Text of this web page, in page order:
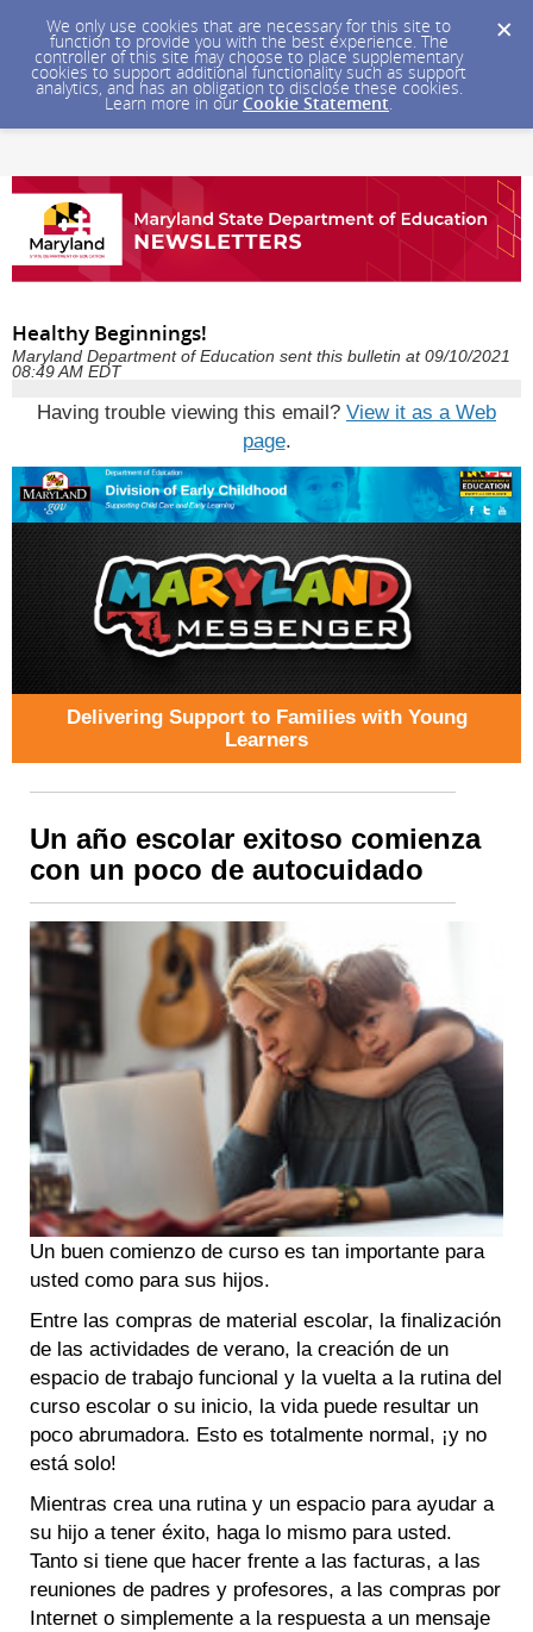
We only use cookies that are necessary for this site to
function to provide you with the best experience. The
controller of this site may choose to place supplementary
cookies to support additional functionality such as support
analytics, and has an obligation to disclose these cookies.
Learn more in our Cookie Statement.
Healthy Beginnings!
Maryland Department of Education sent this bulletin at 09/10/2021
08:49 AM EDT
Having trouble viewing this email? View it as a Web
page.
Delivering Support to Families with Young
Learners
Un año escolar exitoso comienza
con un poco de autocuidado
Un buen comienzo de curso es tan importante para
usted como para sus hijos.
Entre las compras de material escolar, la finalización
de las actividades de verano, la creación de un
espacio de trabajo funcional y la vuelta a la rutina del
curso escolar o su inicio, la vida puede resultar un
poco abrumadora. Esto es totalmente normal, ¡y no
está solo!
Mientras crea una rutina y un espacio para ayudar a
su hijo a tener éxito, haga lo mismo para usted.
Tanto si tiene que hacer frente a las facturas, a las
reuniones de padres y profesores, a las compras por
Internet o simplemente a la respuesta a un mensaje